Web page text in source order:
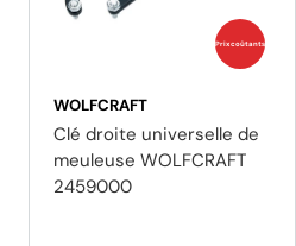
Prix coûtants
WOLFCRAFT
Clé droite universelle de
meuleuse WOLFCRAFT
2459000